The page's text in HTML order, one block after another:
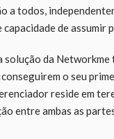
a todos,
de assumir
da
o seu
reside em
entre ambas as